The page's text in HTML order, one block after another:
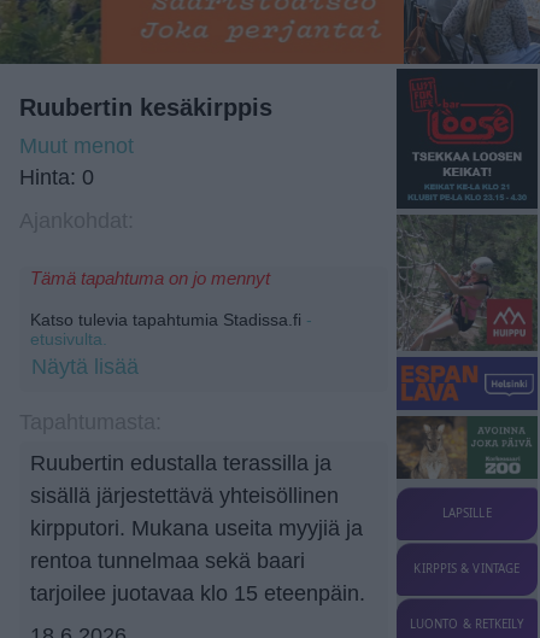
Ruubertin kesäkirppis
Muut menot
Hinta: 0
Tämä tapahtuma on jo mennyt
Katso tulevia tapahtumia Stadissa.fi -
etusivulta.
Näytä lisää
Ruubertin edustalla terassilla ja
sisällä järjestettävä yhteisöllinen
kirpputori. Mukana useita myyjiä ja
rentoa tunnelmaa sekä baari
tarjoilee juotavaa klo 15 eteenpäin.
LAPSILLE
KIRPPIS & VINTAGE
LUONTO & RETKEILY